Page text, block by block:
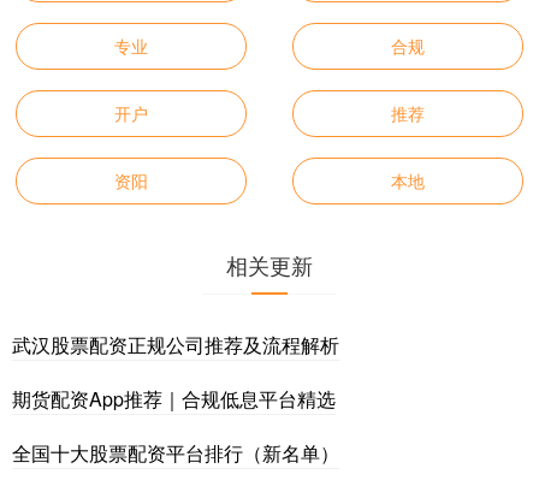
专业 合规
开户 推荐
资阳 本地
相关更新
武汉股票配资正规公司推荐及流程解析
期货配资App推荐｜合规低息平台精选
全国十大股票配资平台排行（新名单）